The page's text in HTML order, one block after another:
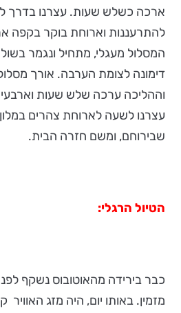
ארכה כשלש שעות. עצרנו בדרך
להתרעננות וארוחת בוקר בקפה
וההליכה ערכה שלש שעות
עצרנו לשעה לארוחת צהרים
שבירוחם, ומשם חזרה הבית.
הטיול הרגלי:
כבר בירידה מהאוטובוס נשקף
מזמין. באותו יום, היה מזג האוויר